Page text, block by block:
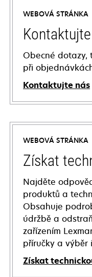
WEBOVÁ STRÁNKA
Obecné dotazy,
při
Kontaktujte nás
WEBOVÁ STRÁNKA
Získat
Najděte
produktů a
Obsahuje
údržbě a
zařízením
příručky a výběr
Získat